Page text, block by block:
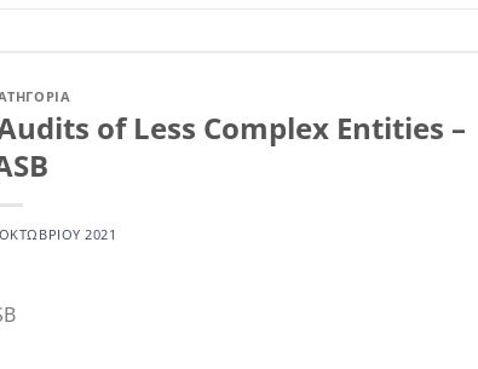
of Less Complex Entities –
2021